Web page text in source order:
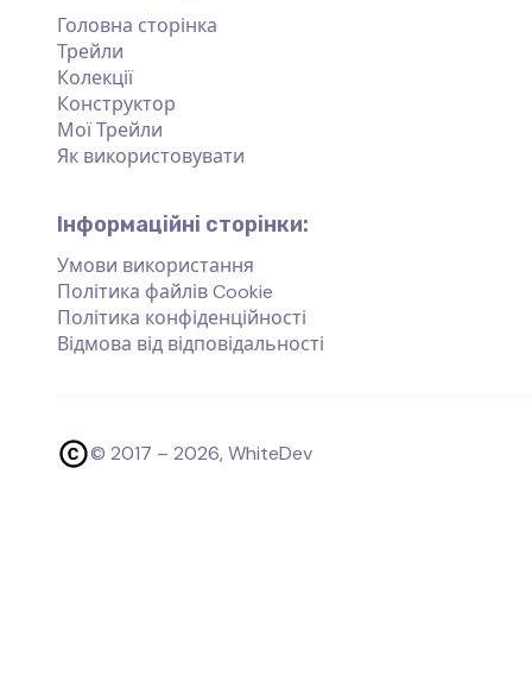
Головна сторінка
Трейли
Колекції
Конструктор
Мої Трейли
Як використовувати
Інформаційні сторінки:
Умови використання
Політика файлів Cookie
Політика конфіденційності
Відмова від відповідальності
© 2017 – 2026, WhiteDev